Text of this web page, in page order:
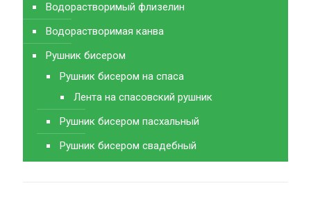
Водорастворимый флизелин
Водорастворимая канва
Рушник бисером
Рушник бисером на спаса
Лента на спасовский рушник
Рушник бисером пасхальный
Рушник бисером свадебный